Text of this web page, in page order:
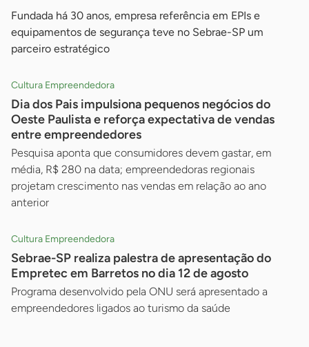
Fundada há 30 anos, empresa referência em EPIs e
equipamentos de segurança teve no Sebrae-SP um
parceiro estratégico
Cultura Empreendedora
Dia dos Pais impulsiona pequenos negócios do
Oeste Paulista e reforça expectativa de vendas
entre empreendedores
Pesquisa aponta que consumidores devem gastar, em
média, R$ 280 na data; empreendedoras regionais
projetam crescimento nas vendas em relação ao ano
anterior
Cultura Empreendedora
Sebrae-SP realiza palestra de apresentação do
Empretec em Barretos no dia 12 de agosto
Programa desenvolvido pela ONU será apresentado a
empreendedores ligados ao turismo da saúde